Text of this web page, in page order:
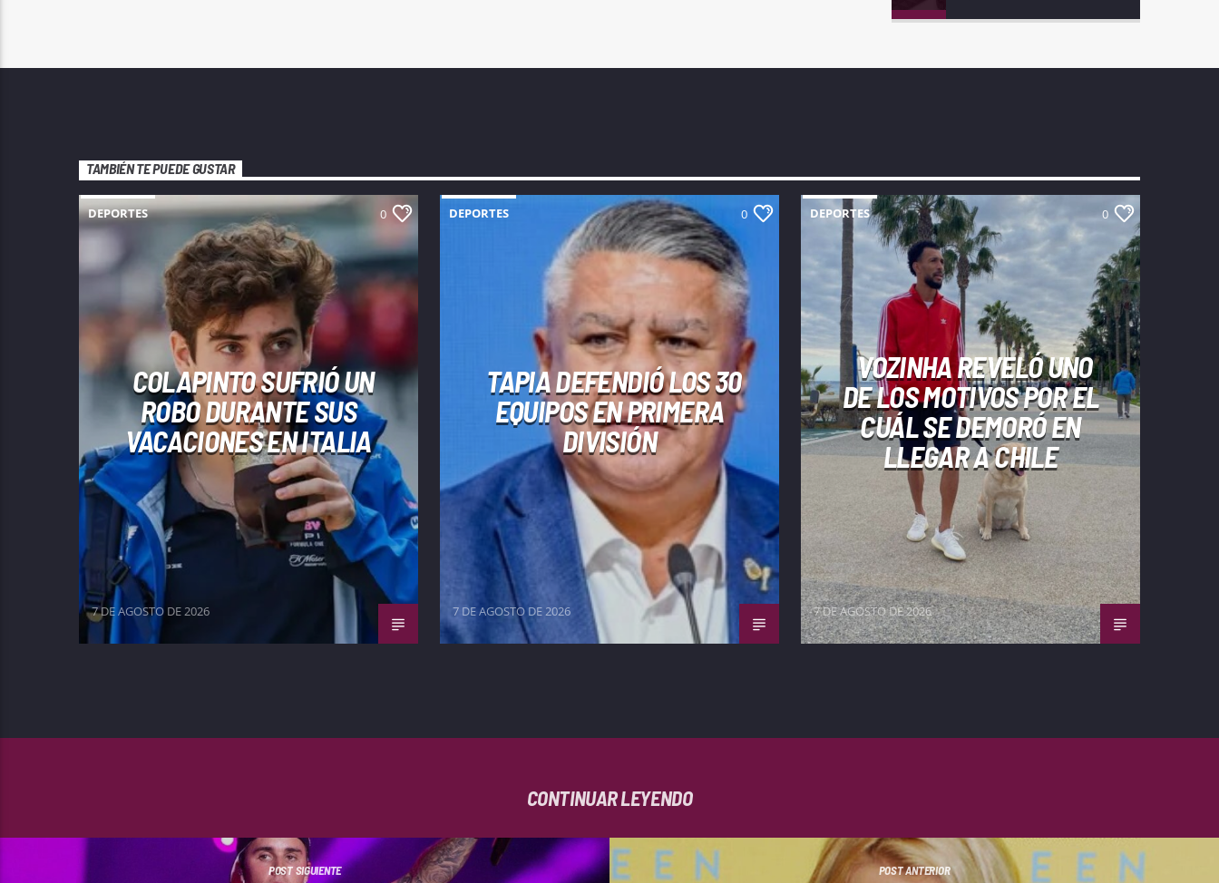
TAMBIÉN TE PUEDE GUSTAR
DEPORTES 0
COLAPINTO SUFRIÓ UN
ROBO DURANTE SUS
VACACIONES EN ITALIA
7 DE AGOSTO DE 2026
DEPORTES 0
TAPIA DEFENDIÓ LOS 30
EQUIPOS EN PRIMERA
DIVISIÓN
7 DE AGOSTO DE 2026
DEPORTES 0
VOZINHA REVELÓ UNO
DE LOS MOTIVOS POR EL
CUÁL SE DEMORÓ EN
LLEGAR A CHILE
7 DE AGOSTO DE 2026
CONTINUAR LEYENDO
POST SIGUIENTE POST ANTERIOR